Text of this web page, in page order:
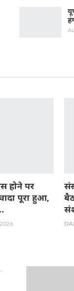
होने पर
पूरा हुआ,